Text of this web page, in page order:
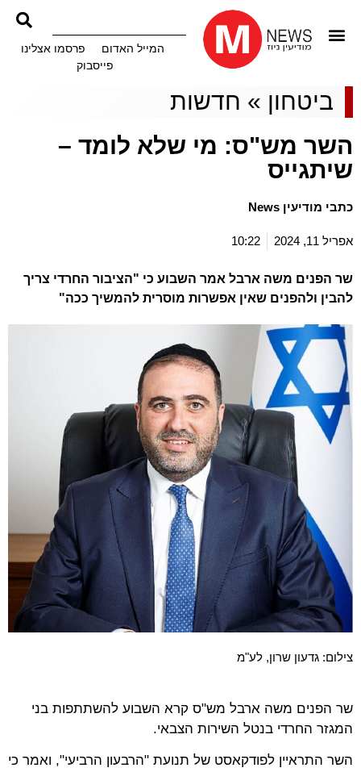
המייל האדום
פרסמו אצלינו
פייסבוק
ביטחון » חדשות
השר מש"ס: מי שלא לומד –
שיתגייס
כתבי מודיעין News
אפריל 11, 2024 10:22
שר הפנים משה ארבל אמר השבוע כי "הציבור החרדי צריך
להבין ולהפנים שאין אפשרות מוסרית להמשיך ככה"
צילום: גדעון שרון, לע"מ
שר הפנים משה ארבל מש"ס קרא השבוע להשתתפות בני
המגזר החרדי בנטל השירות הצבאי.
השר התראיין לפודקאסט של תנועת "הרבעון הרביעי", ואמר כי